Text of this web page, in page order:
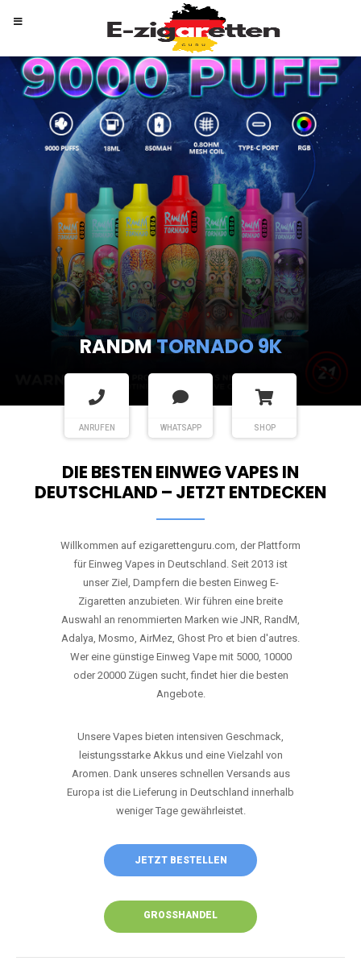
RANDMTORNADO 9K
ANRUFEN WHATSAPP SHOP
DIE BESTEN EINWEG VAPES IN
DEUTSCHLAND – JETZT ENTDECKEN
Willkommen auf ezigarettenguru.com, der Plattform
für Einweg Vapes in Deutschland. Seit 2013 ist
unser Ziel, Dampfern die besten Einweg E-
Zigaretten anzubieten. Wir führen eine breite
Auswahl an renommierten Marken wie JNR, RandM,
Adalya, Mosmo, AirMez, Ghost Pro et bien d'autres.
Wer eine günstige Einweg Vape mit 5000, 10000
oder 20000 Zügen sucht, findet hier die besten
Angebote.
Unsere Vapes bieten intensiven Geschmack,
leistungsstarke Akkus und eine Vielzahl von
Aromen. Dank unseres schnellen Versands aus
Europa ist die Lieferung in Deutschland innerhalb
weniger Tage gewährleistet.
JETZT BESTELLEN
GROSSHANDEL